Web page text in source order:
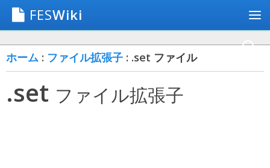
FESWiki
ホーム : ファイル拡張子 : .set ファイル
.set ファイル拡張子